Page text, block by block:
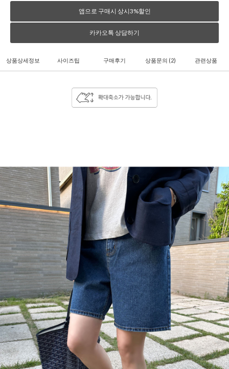
앱으로 구매시 상시3%할인
카카오톡 상담하기
상품상세정보 사이즈팁 구매후기 상품문의 (2) 관련상품